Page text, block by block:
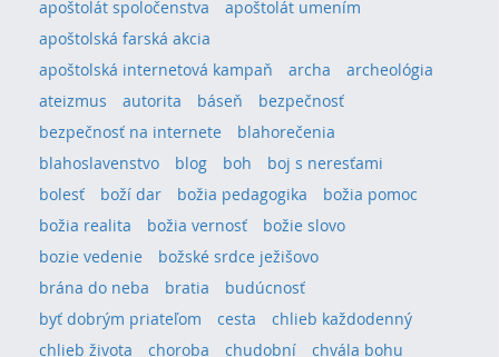
apoštolát spoločenstva
apoštolát umením
apoštolská farská akcia
apoštolská internetová kampaň
archa
archeológia
ateizmus
autorita báseň
bezpečnosť
bezpečnosť na internete
blahorečenia
blahoslavenstvo
blog boh
boj s neresťami
bolesť
boží dar božia pedagogika
božia pomoc
božia realita
božia vernosť
božie slovo
bozie vedenie
božské srdce ježišovo
brána do neba
bratia
budúcnosť
byť dobrým priateľom
cesta
chlieb každodenný
chlieb života
choroba chudobní chvála bohu